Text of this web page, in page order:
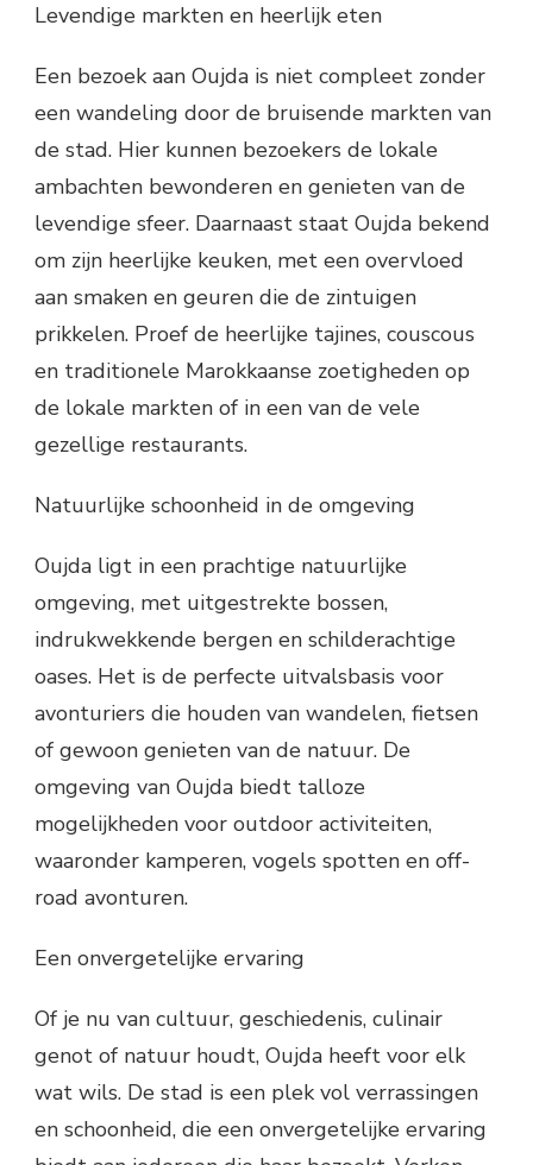
Levendige markten en heerlijk eten
Een bezoek aan Oujda is niet compleet zonder
een wandeling door de bruisende markten van
de stad. Hier kunnen bezoekers de lokale
ambachten bewonderen en genieten van de
levendige sfeer. Daarnaast staat Oujda bekend
om zijn heerlijke keuken, met een overvloed
aan smaken en geuren die de zintuigen
prikkelen. Proef de heerlijke tajines, couscous
en traditionele Marokkaanse zoetigheden op
de lokale markten of in een van de vele
gezellige restaurants.
Natuurlijke schoonheid in de omgeving
Oujda ligt in een prachtige natuurlijke
omgeving, met uitgestrekte bossen,
indrukwekkende bergen en schilderachtige
oases. Het is de perfecte uitvalsbasis voor
avonturiers die houden van wandelen, fietsen
of gewoon genieten van de natuur. De
omgeving van Oujda biedt talloze
mogelijkheden voor outdoor activiteiten,
waaronder kamperen, vogels spotten en off-
road avonturen.
Een onvergetelijke ervaring
Of je nu van cultuur, geschiedenis, culinair
genot of natuur houdt, Oujda heeft voor elk
wat wils. De stad is een plek vol verrassingen
en schoonheid, die een onvergetelijke ervaring